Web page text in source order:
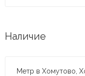
Наличие
Метр в Хомутово,